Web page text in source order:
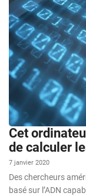
Cet
de calculer
7 janvier 2020
Des chercheurs
basé sur l’ADN